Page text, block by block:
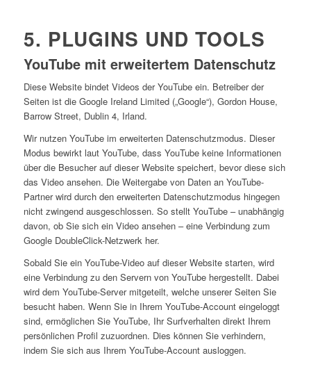
5. PLUGINS UND TOOLS
YouTube mit erweitertem Datenschutz
Diese Website bindet Videos der YouTube ein. Betreiber der
Seiten ist die Google Ireland Limited („Google“), Gordon House,
Barrow Street, Dublin 4, Irland.
Wir nutzen YouTube im erweiterten Datenschutzmodus. Dieser
Modus bewirkt laut YouTube, dass YouTube keine Informationen
über die Besucher auf dieser Website speichert, bevor diese sich
das Video ansehen. Die Weitergabe von Daten an YouTube-
Partner wird durch den erweiterten Datenschutzmodus hingegen
nicht zwingend ausgeschlossen. So stellt YouTube – unabhängig
davon, ob Sie sich ein Video ansehen – eine Verbindung zum
Google DoubleClick-Netzwerk her.
Sobald Sie ein YouTube-Video auf dieser Website starten, wird
eine Verbindung zu den Servern von YouTube hergestellt. Dabei
wird dem YouTube-Server mitgeteilt, welche unserer Seiten Sie
besucht haben. Wenn Sie in Ihrem YouTube-Account eingeloggt
sind, ermöglichen Sie YouTube, Ihr Surfverhalten direkt Ihrem
persönlichen Profil zuzuordnen. Dies können Sie verhindern,
indem Sie sich aus Ihrem YouTube-Account ausloggen.